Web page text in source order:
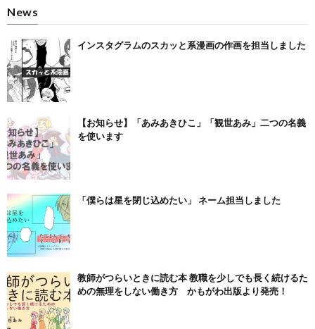
News
インスタグラムのスカッと系漫画の作画を担当しました
【お知らせ】「あみあきひこ」「観世あみ」二つの名義
を使います
「僕らは星を閉じ込めたい」 ネーム担当しました
教師がつらいときに読む本 教職を少しでも長く続けるた
めの無理をしない働き方 かもがわ出版より発売！